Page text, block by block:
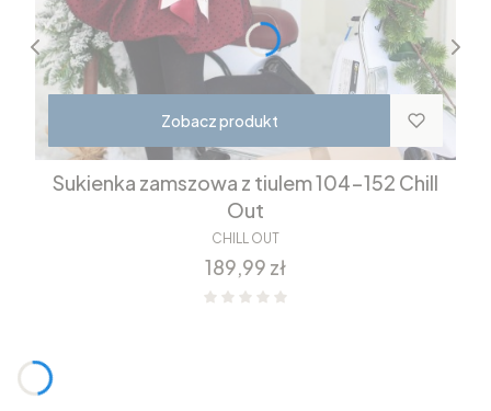
Zobacz produkt
Sukienka zamszowa z tiulem 104-152 Chill
Out
CHILL OUT
Cena
189,99 zł